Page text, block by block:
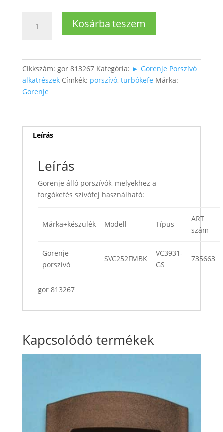
porszívó
Kosárba teszem
Cikkszám: gor 813267 Kategória: ► Gorenje Porszívó
alkatrészek Címkék: porszívó, turbókefe Márka:
Gorenje
Leírás
Leírás
Gorenje álló porszívók, melyekhez a
forgókefés szívófej használható:
Márka+készülék Modell Típus
ART
szám
Gorenje
porszívó
SVC252FMBK
VC3931-
GS
735663
gor 813267
Kapcsolódó termékek